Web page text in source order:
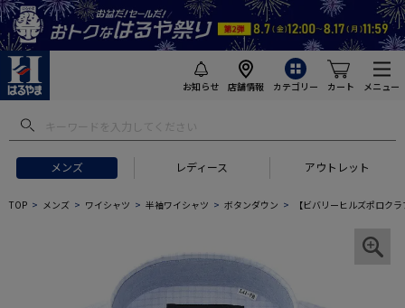
お知らせ 店舗情報 カテゴリー カート メニュー
メンズ レディース アウトレット
TOP メンズ ワイシャツ 半袖ワイシャツ ボタンダウン 【ビバリーヒルズポロク